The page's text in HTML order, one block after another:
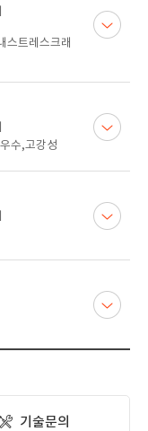
스트레스크래
수,고강성
기술문의